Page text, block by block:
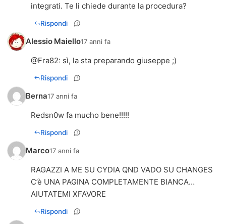
integrati. Te li chiede durante la procedura?
Rispondi
Alessio Maiello17 anni fa
@Fra82: sì, la sta preparando giuseppe ;)
Rispondi
Berna17 anni fa
Redsn0w fa mucho bene!!!!!
Rispondi
Marco17 anni fa
RAGAZZI A ME SU CYDIA QND VADO SU CHANGES
C’è UNA PAGINA COMPLETAMENTE BIANCA…
AIUTATEMI XFAVORE
Rispondi